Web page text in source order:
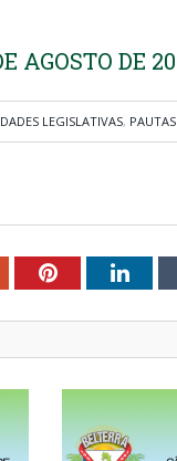
AGOSTO DE
LEGISLATIVAS,
Pinterest